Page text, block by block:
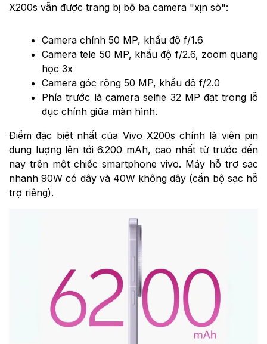
X200s vẫn được trang bị bộ ba camera "xịn sò":
Camera chính 50 MP, khẩu độ f/1.6
Camera tele 50 MP, khẩu độ f/2.6, zoom quang
học 3x
Camera góc rộng 50 MP, khẩu độ f/2.0
Phía trước là camera selfie 32 MP đặt trong lỗ
đục chính giữa màn hình.
Điểm đặc biệt nhất của Vivo X200s chính là viên pin
dung lượng lên tới 6.200 mAh, cao nhất từ trước đến
nay trên một chiếc smartphone vivo. Máy hỗ trợ sạc
nhanh 90W có dây và 40W không dây (cần bộ sạc hỗ
trợ riêng).